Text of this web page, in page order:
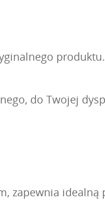
do Twojej
zapewnia idealną